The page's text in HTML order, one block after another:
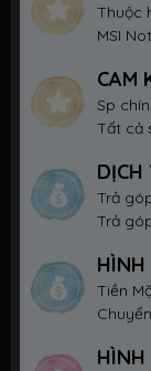
Thuộc
MSI
CAM
Sp
Tất cả
DỊCH
Trả
Trả
Tiền
HÌNH